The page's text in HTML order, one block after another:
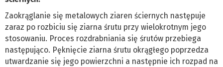
Zaokrąglanie się metalowych ziaren ściernych następuje
zaraz po rozbiciu się ziarna śrutu przy wielokrotnym jego
stosowaniu. Proces rozdrabniania się śrutów przebiega
następująco. Pęknięcie ziarna śrutu okrągłego poprzedza
utwardzanie się jego powierzchni a następnie ich rozpad na